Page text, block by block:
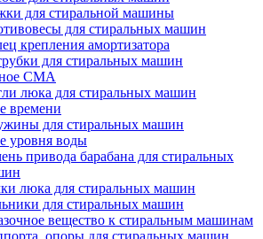
для стиральной машины
для стиральных машин
крепления амортизатора
для стиральных машин
СМА
люка для стиральных машин
времени
для стиральных машин
уровня воды
привода барабана для стиральных
люка для стиральных машин
для стиральных машин
вещество к стиральным машинам
опоры для стиральных машин